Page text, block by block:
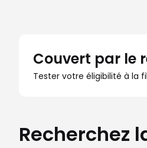
Couvert par le
Tester votre éligibilité à la
Recherchez